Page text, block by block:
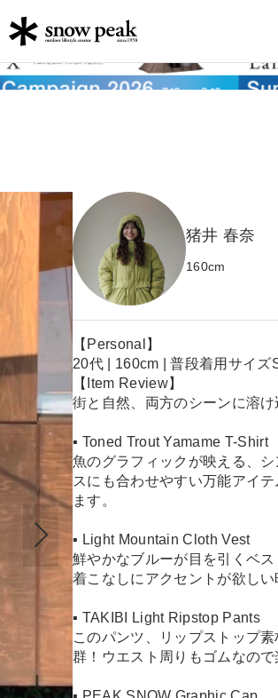
猪井 春奈
160cm
【Personal】
20代 | 160cm | 普段着用サイズ
【Item Review】
街と自然、両方のシーンに溶
▪︎ Toned Trout Yamame T-Shirt
魚のグラフィックが映える、
スにも合わせやすい万能アイ
ます。
▪︎ Light Mountain Cloth Vest
鮮やかなブルーが目を引くベ
着こなしにアクセントが欲し
▪︎ TAKIBI Light Ripstop Pants
このパンツ、リップストップ
群！ウエスト周りもゴムなので